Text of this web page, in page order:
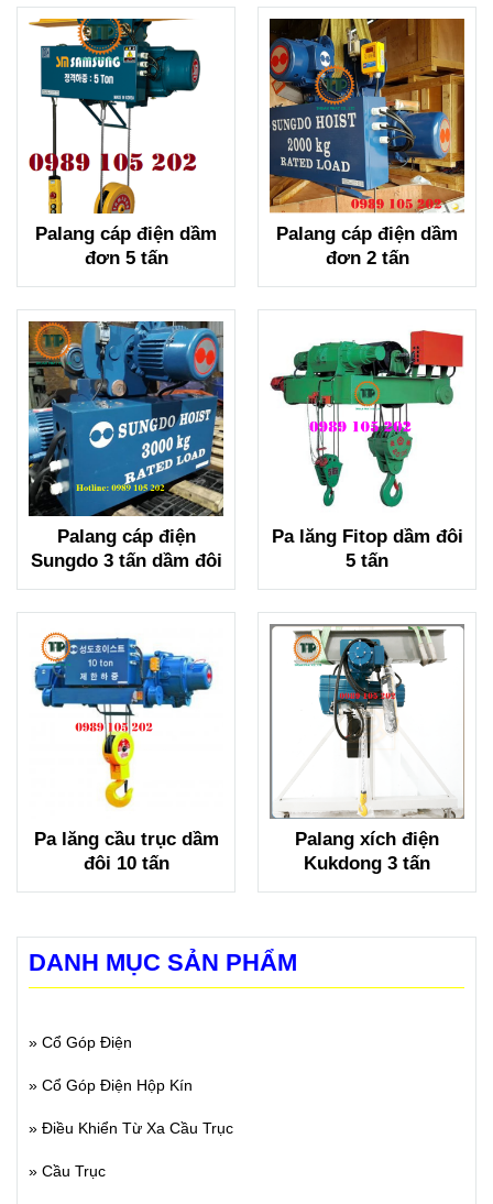
Palang cáp điện dầm
đơn 5 tấn
Palang cáp điện dầm
đơn 2 tấn
Palang cáp điện
Sungdo 3 tấn dầm đôi
Pa lăng Fitop dầm đôi
5 tấn
Pa lăng cầu trục dầm
đôi 10 tấn
Palang xích điện
Kukdong 3 tấn
DANH MỤC SẢN PHẨM
» Cổ Góp Điện
» Cổ Góp Điện Hộp Kín
» Điều Khiển Từ Xa Cầu Trục
» Cầu Trục